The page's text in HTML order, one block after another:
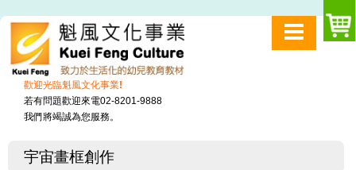
歡迎光臨魁風文化事業!
若有問題歡迎來電02-8201-9888
我們將竭誠為您服務。
宇宙畫框創作